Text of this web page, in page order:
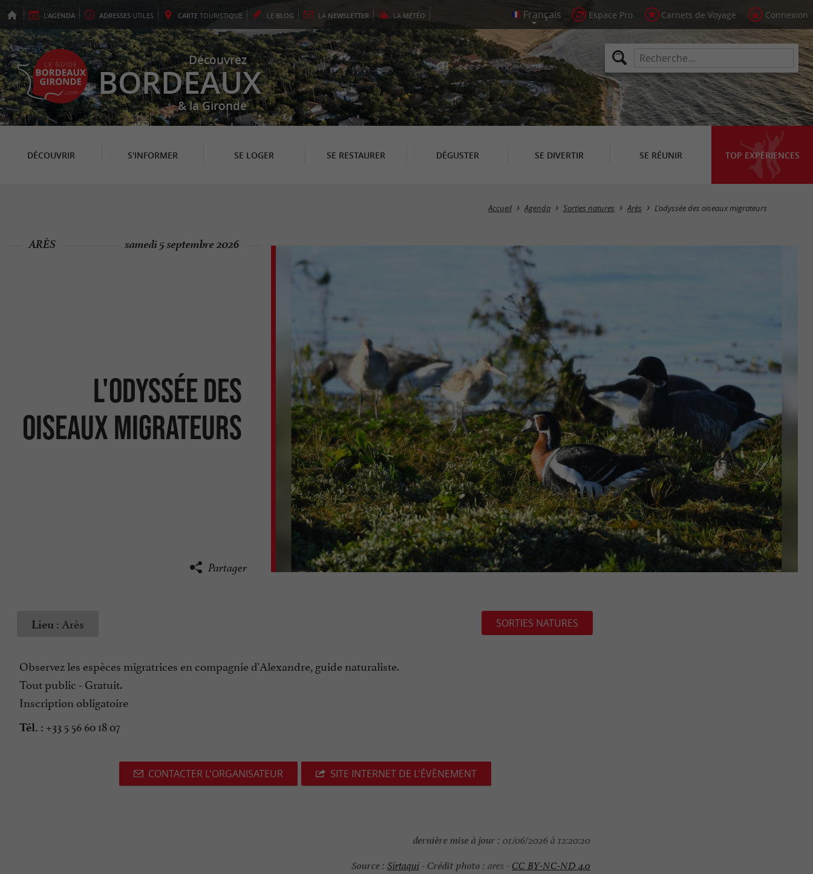
L'AGENDA ADRESSES UTILES CARTE TOURISTIQUE LE BLOG LA NEWSLETTER LA MÉTÉO Espace Pro Carnets de Voyage Connexion
Découvrez
BORDEAUX
& la Gironde
DÉCOUVRIR S'INFORMER SE LOGER SE RESTAURER DÉGUSTER SE DIVERTIR SE RÉUNIR TOP EXPÉRIENCES
Accueil Agenda Sorties natures Arès L'odyssée des oiseaux migrateurs
L'odyssée des
oiseaux migrateurs
ARÈS samedi 5 septembre 2026
Partager
Lieu : Arès SORTIES NATURES
Observez les espèces migratrices en compagnie d'Alexandre, guide naturaliste.
Tout public - Gratuit.
Inscription obligatoire
Tél. : +33 5 56 60 18 07
CONTACTER L'ORGANISATEUR SITE INTERNET DE L'ÉVÈNEMENT
dernière mise à jour : 01/06/2026 à 12:20:20
Source : Sirtaqui-Crédit photo : ares -CC BY-NC-ND 4.0